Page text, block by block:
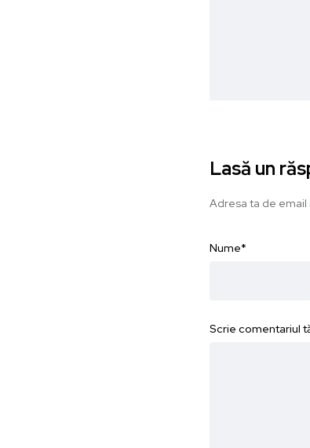
Lasă un
Adresa ta de email
Nume*
Scrie comentariul